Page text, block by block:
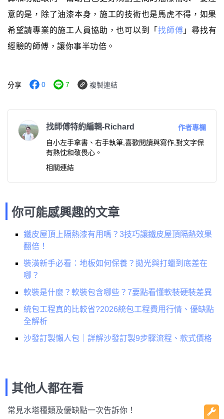
意的是，除了油漆本身，施工的技術也是馬虎不得，如果
希望請專業的施工人員協助，也可以到「找師傅 」尋找有
經驗的師傅，讓你事半功倍。
分享 0 7 複製連結
找師傅特約編輯-Richard
作者專欄
自小左手拿書、右手執筆,喜歡閱讀與寫作,對文字保
有熱忱和敬畏心。
相關連結
你可能感興趣的文章
鐵皮屋頂上隔熱漆有用嗎？3技巧讓鐵皮屋頂隔熱效果
翻倍！
裝潢新手必看：地板如何保養？拋光與打蠟到底差在
哪？
軟裝是什麼？軟裝包含哪些？7要點看懂軟裝硬裝差異
統包工程真的比較省?2026統包工程費用行情、優缺點
全解析
沙發訂製懶人包｜詳解沙發訂製9步驟流程、款式價格
其他人都在看
常見水塔種類及優缺點一次告訴你！